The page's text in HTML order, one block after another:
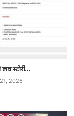
स्टोरी…
2026